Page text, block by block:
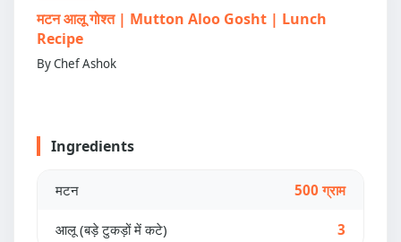
मटन आलू गोश्त | Mutton Aloo Gosht | Lunch
Recipe
By Chef Ashok
Ingredients
मटन 500 ग्राम
आलू (बड़े टुकड़ों में कटे) 3